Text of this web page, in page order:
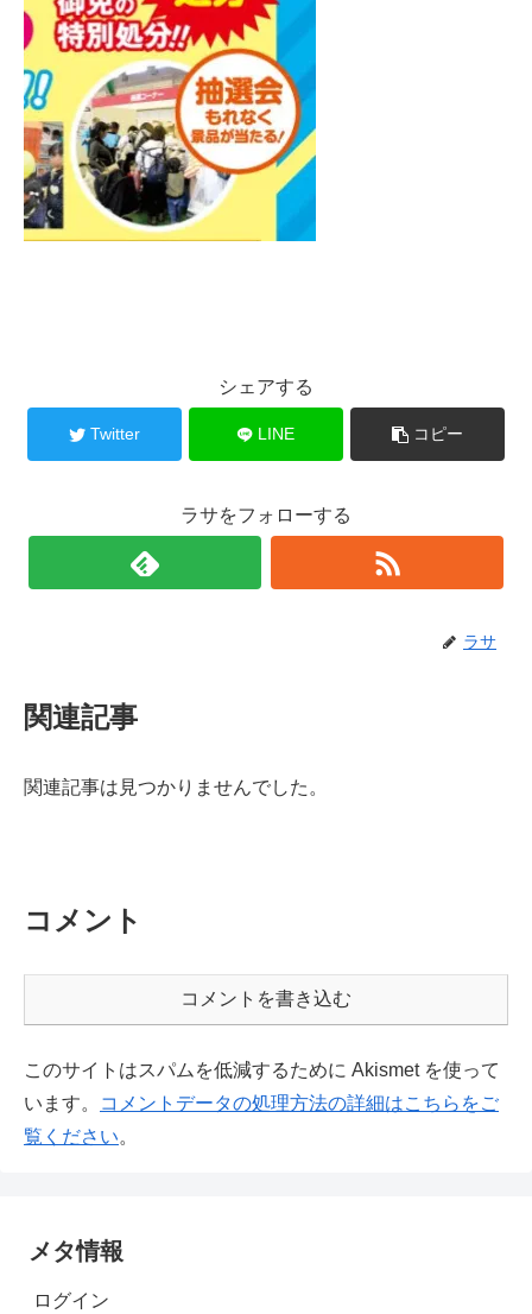
シェアする
Twitter LINE コピー
ラサをフォローする
ラサ
関連記事
関連記事は見つかりませんでした。
コメント
コメントを書き込む
このサイトはスパムを低減するために Akismet を使って
います。
コメントデータの処理方法の詳細はこちらをご
覧ください。
メタ情報
ログイン